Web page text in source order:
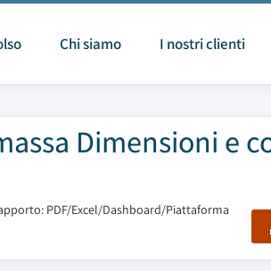
Chi siamo I nostri clienti
Dimensioni e
PDF/Excel/Dashboard/Piattaforma